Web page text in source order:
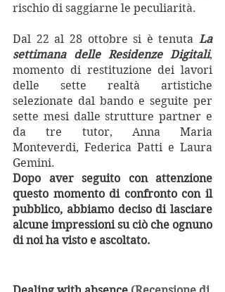
rischio di saggiarne le peculiarità.
Dal 22 al 28 ottobre si è tenuta La
settimana delle Residenze Digitali,
momento di restituzione dei lavori
delle sette realtà artistiche
selezionate dal bando e seguite per
sette mesi dalle strutture partner e
da tre tutor, Anna Maria
Monteverdi, Federica Patti e Laura
Gemini.
Dopo aver seguito con attenzione
questo momento di confronto con il
pubblico, abbiamo deciso di lasciare
alcune impressioni su ciò che ognuno
di noi ha visto e ascoltato.